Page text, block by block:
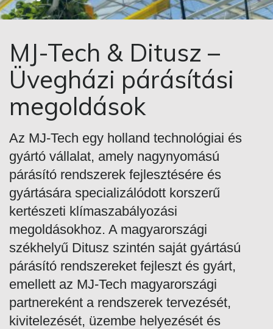
MJ-Tech & Ditusz –
Üvegházi párásítási
megoldások
Az MJ-Tech egy holland technológiai és
gyártó vállalat, amely nagynyomású
párásító rendszerek fejlesztésére és
gyártására specializálódott korszerű
kertészeti klímaszabályozási
megoldásokhoz. A magyarországi
székhelyű Ditusz szintén saját gyártású
párásító rendszereket fejleszt és gyárt,
emellett az MJ-Tech magyarországi
partnereként a rendszerek tervezését,
kivitelezését, üzembe helyezését és